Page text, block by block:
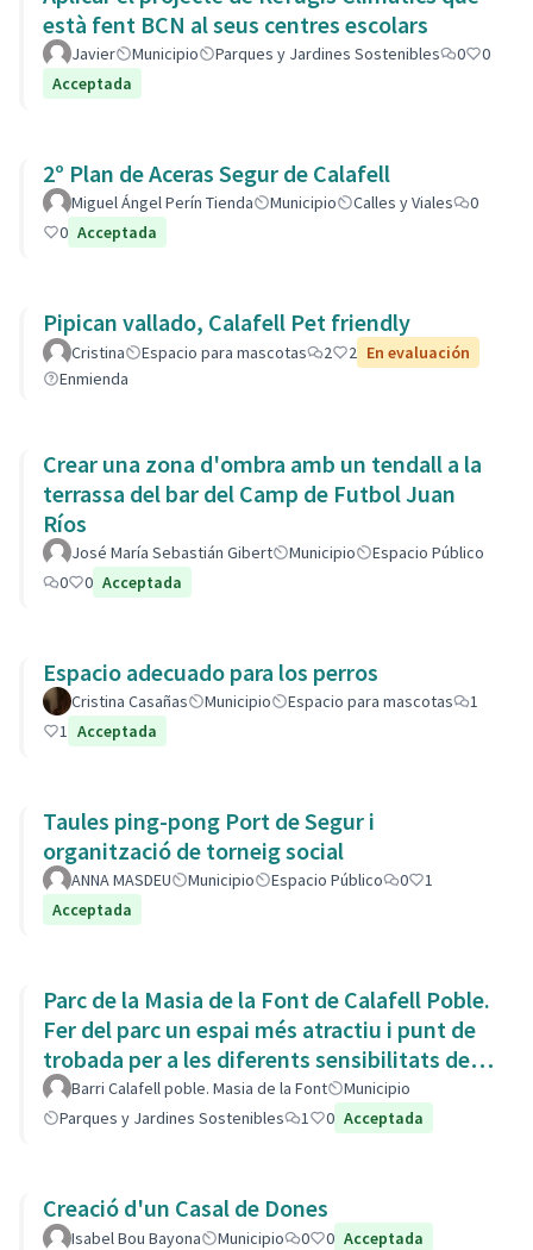
està fent BCN al seus centres escolars
Javier Municipio Parques y Jardines Sostenibles 0
0
Acceptada
2º Plan de Aceras Segur de Calafell
Miguel Ángel Perín Tienda Municipio Calles y Viales
0
0 Acceptada
Pipican vallado, Calafell Pet friendly
Cristina Espacio para mascotas 2 2 En evaluación
Enmienda
Crear una zona d'ombra amb un tendall a la
terrassa del bar del Camp de Futbol Juan
Ríos
José María Sebastián Gibert Municipio
Espacio Público
0
0 Acceptada
Espacio adecuado para los perros
Cristina Casañas Municipio Espacio para mascotas
1
1 Acceptada
Taules ping-pong Port de Segur i
organització de torneig social
ANNA MASDEU Municipio Espacio Público 0
1
Acceptada
Parc de la Masia de la Font de Calafell Poble.
Fer del parc un espai més atractiu i punt de
trobada per a les diferents sensibilitats del
barri.Barri Calafell poble. Masia de la Font
Municipio
Parques y Jardines Sostenibles
1 0 Acceptada
Creació d'un Casal de Dones
Isabel Bou Bayona Municipio 0 0 Acceptada